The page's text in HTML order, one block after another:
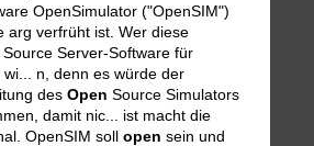
OpenSimulator ("OpenSIM")
arg verfrüht ist. Wer diese
Source Server-Software für
n, denn es würde der
des Open Source Simulators
damit nic... ist macht die
OpenSIM soll open sein und